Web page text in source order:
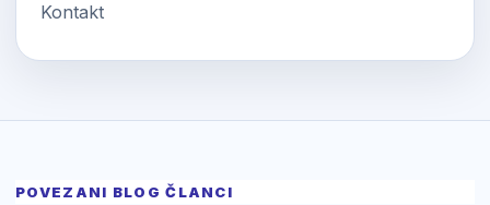
Kontakt
POVEZANI BLOG ČLANCI